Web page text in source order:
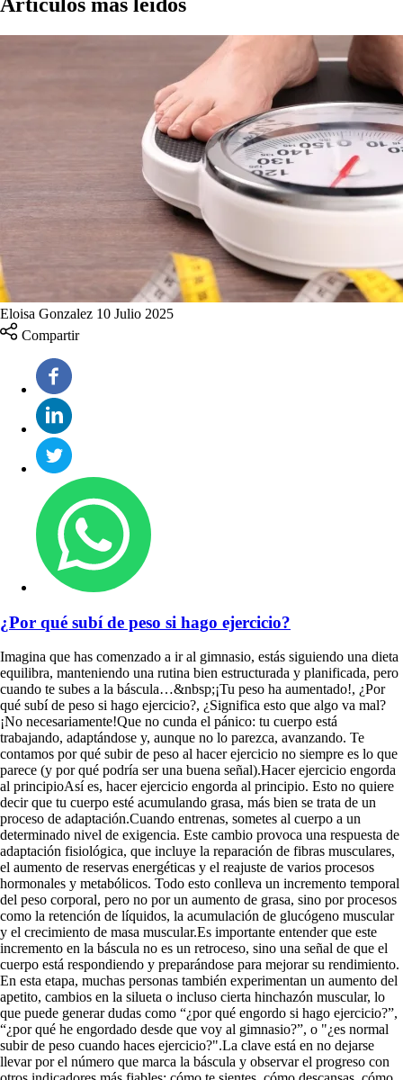
Artículos más leídos
Eloisa Gonzalez 10 Julio 2025
Compartir
¿Por qué subí de peso si hago ejercicio?
Imagina que has comenzado a ir al gimnasio, estás siguiendo una dieta
equilibra, manteniendo una rutina bien estructurada y planificada, pero
cuando te subes a la báscula…&nbsp;¡Tu peso ha aumentado!, ¿Por
qué subí de peso si hago ejercicio?, ¿Significa esto que algo va mal?
¡No necesariamente!Que no cunda el pánico: tu cuerpo está
trabajando, adaptándose y, aunque no lo parezca, avanzando. Te
contamos por qué subir de peso al hacer ejercicio no siempre es lo que
parece (y por qué podría ser una buena señal).Hacer ejercicio engorda
al principioAsí es, hacer ejercicio engorda al principio. Esto no quiere
decir que tu cuerpo esté acumulando grasa, más bien se trata de un
proceso de adaptación.Cuando entrenas, sometes al cuerpo a un
determinado nivel de exigencia. Este cambio provoca una respuesta de
adaptación fisiológica, que incluye la reparación de fibras musculares,
el aumento de reservas energéticas y el reajuste de varios procesos
hormonales y metabólicos. Todo esto conlleva un incremento temporal
del peso corporal, pero no por un aumento de grasa, sino por procesos
como la retención de líquidos, la acumulación de glucógeno muscular
y el crecimiento de masa muscular.Es importante entender que este
incremento en la báscula no es un retroceso, sino una señal de que el
cuerpo está respondiendo y preparándose para mejorar su rendimiento.
En esta etapa, muchas personas también experimentan un aumento del
apetito, cambios en la silueta o incluso cierta hinchazón muscular, lo
que puede generar dudas como “¿por qué engordo si hago ejercicio?”,
“¿por qué he engordado desde que voy al gimnasio?”, o "¿es normal
subir de peso cuando haces ejercicio?".La clave está en no dejarse
llevar por el número que marca la báscula y observar el progreso con